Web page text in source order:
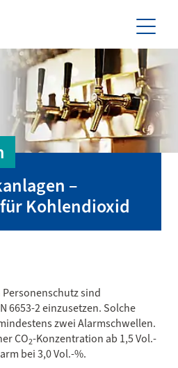
–
Kohlendioxid
sind
6653-2 einzusetzen. Solche
zwei Alarmschwellen.
CO2-Konzentration ab 1,5 Vol.-
bei 3,0 Vol.-%.